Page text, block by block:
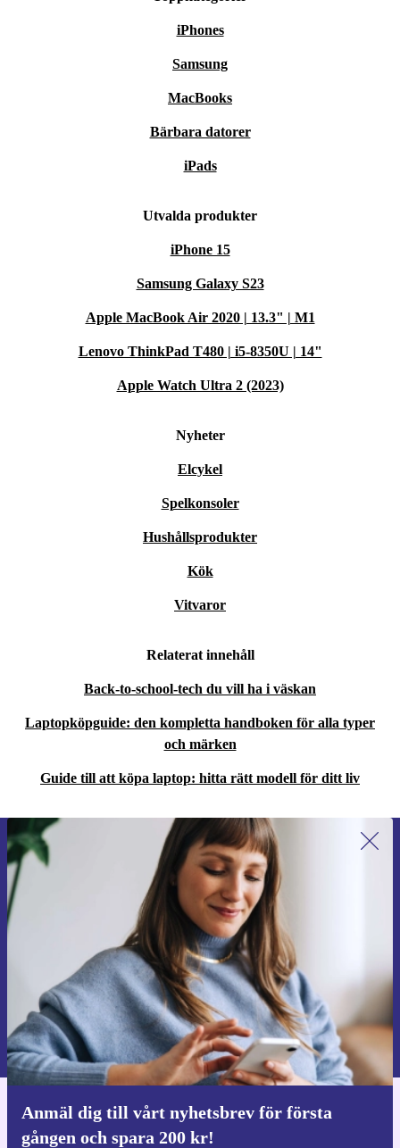
iPhones
Samsung
MacBooks
Bärbara datorer
iPads
Utvalda produkter
iPhone 15
Samsung Galaxy S23
Apple MacBook Air 2020 | 13.3" | M1
Lenovo ThinkPad T480 | i5-8350U | 14"
Apple Watch Ultra 2 (2023)
Nyheter
Elcykel
Spelkonsoler
Hushållsprodukter
Kök
Vitvaror
Relaterat innehåll
Back-to-school-tech du vill ha i väskan
Laptopköpguide: den kompletta handboken för alla typer
och märken
Guide till att köpa laptop: hitta rätt modell för ditt liv
Anmäl dig till vårt nyhetsbrev för första
gången och spara 200 kr!
Anmäl dig till vårt nyhetsbrev för
första gången och spara 200 kr!
Missa aldrig ett erbjudande igen.
Begär kupong
Information om användningen av personuppgifter finns i vår
Integritetspolicy
Ladda ner refurbed appen
För iOS och Android